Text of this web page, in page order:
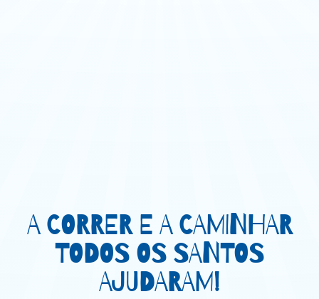
A CORRER E A CAMINHAR
TODOS OS SANTOS
AJUDARAM!